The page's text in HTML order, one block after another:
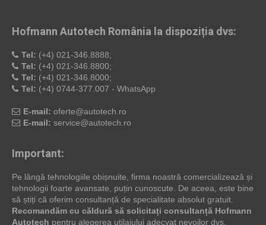
Hofmann Autotech România la dispoziția dvs:
Tel: (+4) 021-346.8888;
Tel: (+4) 021-346.8800;
Tel: (+4) 021-346.8000;
Tel: (+4) 0744-377.007 - WhatsApp
E-mail: oferte@autotech.ro
E-mail: service@autotech.ro
Important:
Pe lângă tehnologiile obișnuite, firma noastră comercializează și
tehnologii foarte avansate, puțin cunoscute. De aceea, este bine
să știți că oferim consultanță de specialitate absolut gratuit.
Recomandăm cu căldură să solicitați consultanță Hofmann
Autotech pentru alegerea utilajului adecvat nevoilor dvs.